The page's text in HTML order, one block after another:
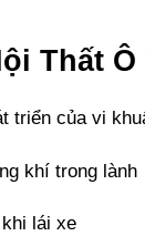
Thất Ô
triển của vi
khí trong lành
lái xe